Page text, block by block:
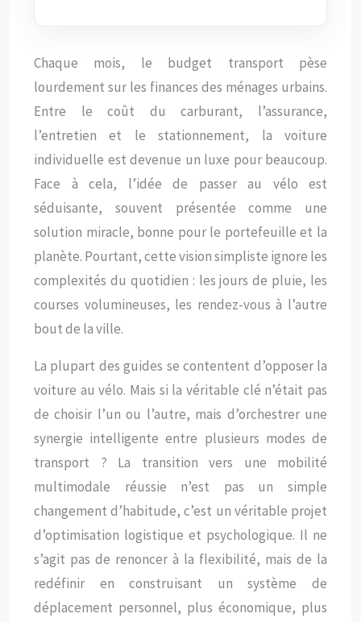
Chaque mois, le budget transport pèse
lourdement sur les finances des ménages urbains.
Entre le coût du carburant, l’assurance,
l’entretien et le stationnement, la voiture
individuelle est devenue un luxe pour beaucoup.
Face à cela, l’idée de passer au vélo est
séduisante, souvent présentée comme une
solution miracle, bonne pour le portefeuille et la
planète. Pourtant, cette vision simpliste ignore les
complexités du quotidien : les jours de pluie, les
courses volumineuses, les rendez-vous à l’autre
bout de la ville.
La plupart des guides se contentent d’opposer la
voiture au vélo. Mais si la véritable clé n’était pas
de choisir l’un ou l’autre, mais d’orchestrer une
synergie intelligente entre plusieurs modes de
transport ? La transition vers une mobilité
multimodale réussie n’est pas un simple
changement d’habitude, c’est un véritable projet
d’optimisation logistique et psychologique. Il ne
s’agit pas de renoncer à la flexibilité, mais de la
redéfinir en construisant un système de
déplacement personnel, plus économique, plus